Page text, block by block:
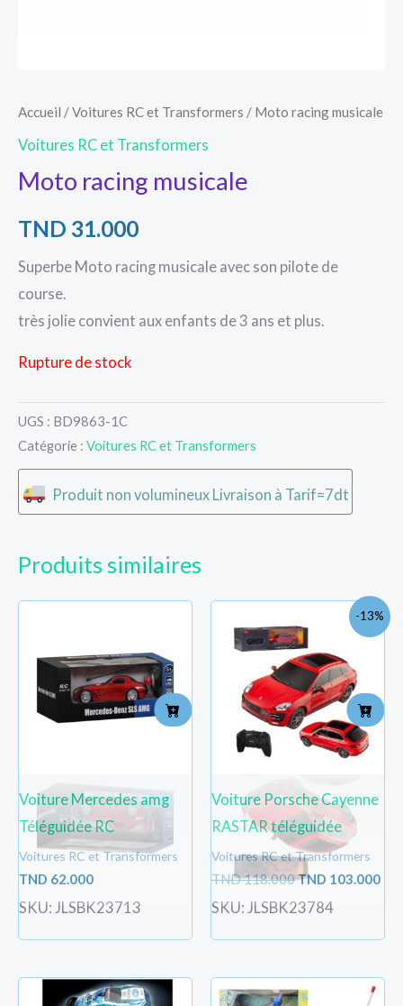
Accueil /Voitures RC et Transformers / Moto racing musicale
Voitures RC et Transformers
Moto racing musicale
TND 31.000
Superbe Moto racing musicale avec son pilote de
course.
très jolie convient aux enfants de 3 ans et plus.
Rupture de stock
UGS : BD9863-1C
Catégorie : Voitures RC et Transformers
Produit non volumineux Livraison à Tarif=7dt
Produits similaires
Voiture Mercedes amg
Téléguidée RC
Voitures RC et Transformers
TND 62.000
SKU: JLSBK23713
-13%
Voiture Porsche Cayenne
RASTAR téléguidée
Voitures RC et Transformers
TND118.000
prix
initial
était :
TND
118.000.
TND 103.000
Le
prix
SKU: JLSBK23784